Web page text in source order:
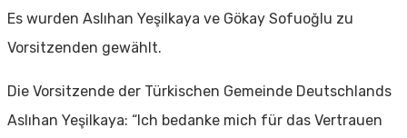
Es wurden Aslıhan Yeşilkaya ve Gökay Sofuoğlu zu
Vorsitzenden gewählt.
Die Vorsitzende der Türkischen Gemeinde Deutschlands
Aslıhan Yeşilkaya: “Ich bedanke mich für das Vertrauen